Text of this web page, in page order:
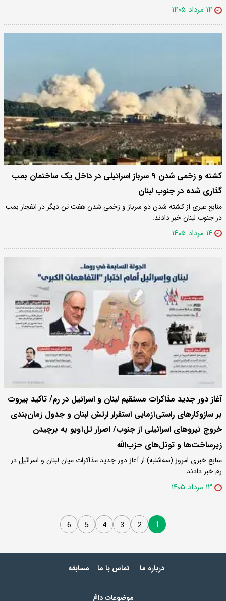
۱۴ مرداد ۱۴۰۵
کشته و زخمی شدن ۹ سرباز اسرائیلی در داخل یک ساختمان بمب
گذاری شده در جنوب لبنان
منابع عبری از کشته شدن دو سرباز و زخمی شدن هفت تن دیگر در انفجار بمب
در جنوب لبنان خبر دادند.
۱۴ مرداد ۱۴۰۵
آغاز دور جدید مذاکرات مستقیم لبنان و اسرائیل در رم/ تاکید بیروت
بر سازوکارهای راستی‌آزمایی استقرار ارتش لبنان و جدول زمان‌بندی
خروج نیروهای اسرائیلی از جنوب/ اصرار تل‌آویو به برچیدن
زیرساخت‌ها و تونل‌های حزب‌الله
منابع خبری امروز (سه‌شنبه) از آغاز دور جدید مذاکرات میان لبنان و اسرائیل در
رم خبر دادند.
۱۳ مرداد ۱۴۰۵
1
2
3
4
5
6
درباره ما تماس با ما مسابقه
موضوعات داغ